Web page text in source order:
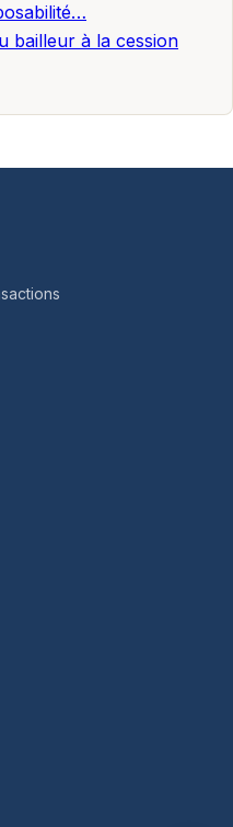
bailleur à la cession